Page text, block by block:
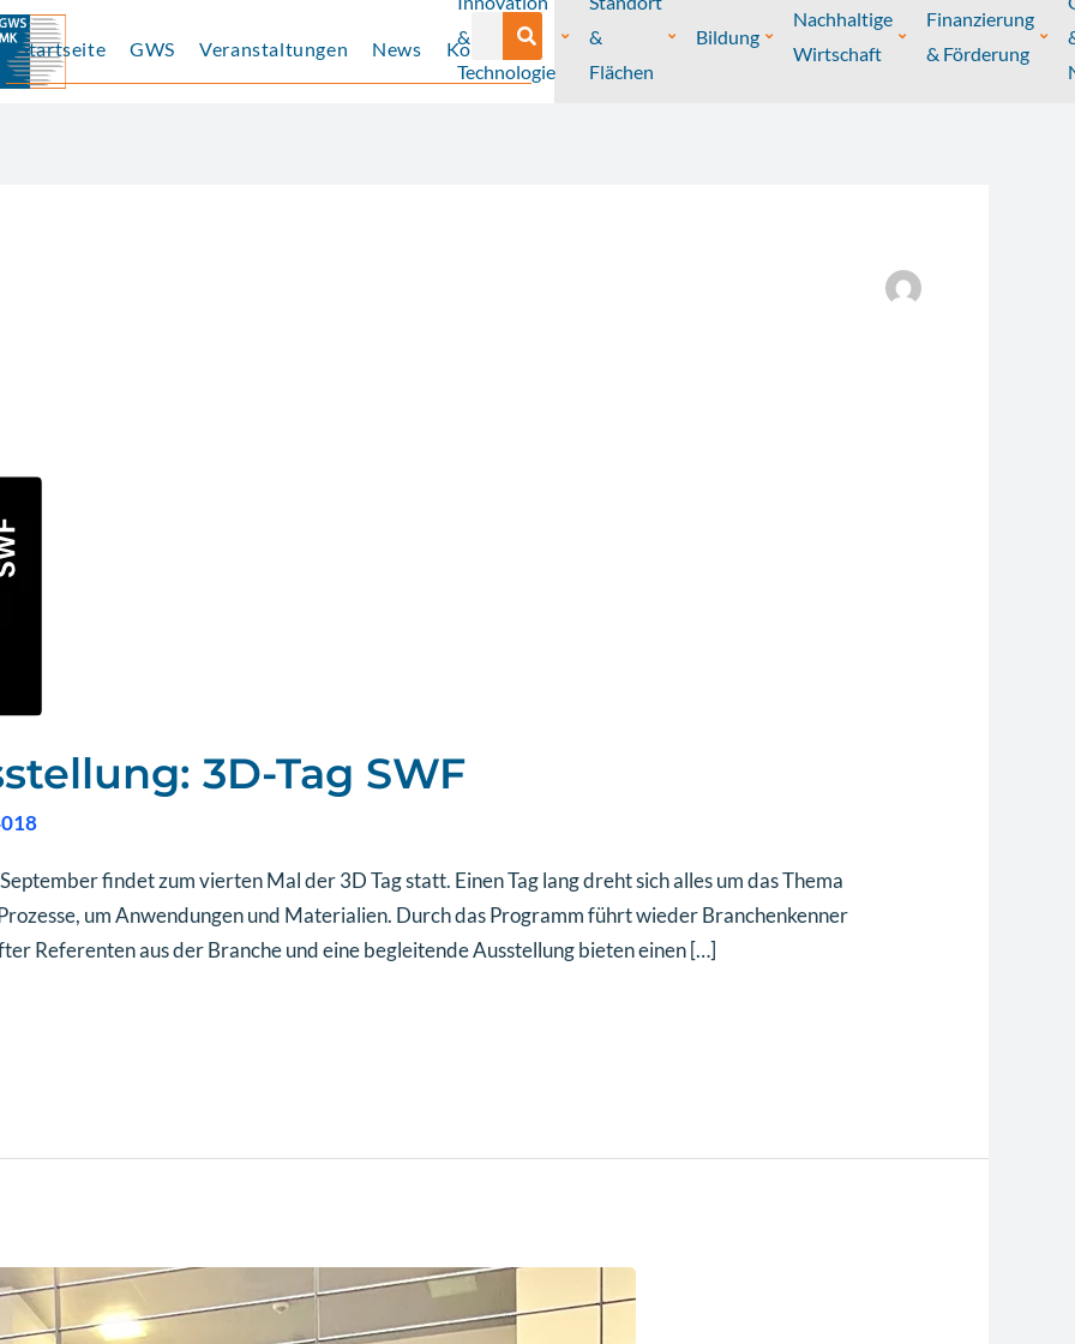
Startseite GWS Veranstaltungen News Kontakt
Suche
&
Technologie
&
Flächen
Bildung
Nachhaltige
Wirtschaft
Finanzierung
& Förderung
3D-Tag SWF
findet zum vierten Mal der 3D Tag statt. Einen Tag lang dreht sich alles um das Thema
um Anwendungen und Materialien. Durch das Programm führt wieder Branchenkenner
Referenten aus der Branche und eine begleitende Ausstellung bieten einen […]